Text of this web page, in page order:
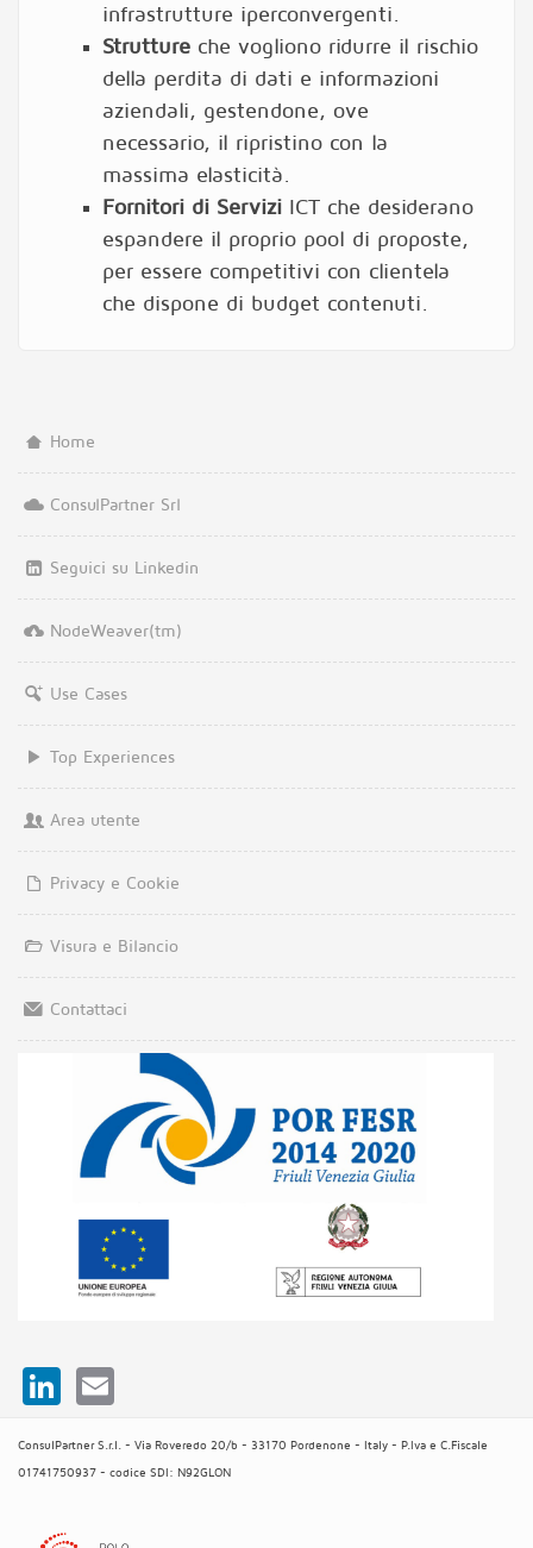
infrastrutture iperconvergenti.
Strutture che vogliono ridurre il rischio
della perdita di dati e informazioni
aziendali, gestendone, ove
necessario, il ripristino con la
massima elasticità.
Fornitori di Servizi ICT che desiderano
espandere il proprio pool di proposte,
per essere competitivi con clientela
che dispone di budget contenuti.
Home
ConsulPartner Srl
Seguici su Linkedin
NodeWeaver(tm)
Use Cases
Top Experiences
Area utente
Privacy e Cookie
Visura e Bilancio
Contattaci
LinkedIn
ConsulPartner S.r.l. - Via Roveredo 20/b - 33170 Pordenone - Italy - P.Iva e C.Fiscale
01741750937 - codice SDI: N92GLON